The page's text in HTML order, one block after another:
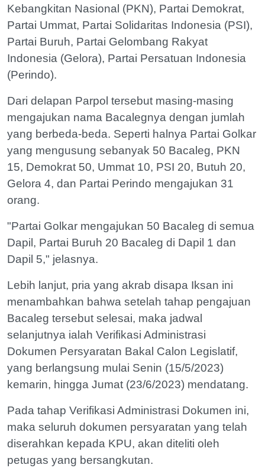
Kebangkitan Nasional (PKN), Partai Demokrat,
Partai Ummat, Partai Solidaritas Indonesia (PSI),
Partai Buruh, Partai Gelombang Rakyat
Indonesia (Gelora), Partai Persatuan Indonesia
(Perindo).
Dari delapan Parpol tersebut masing-masing
mengajukan nama Bacalegnya dengan jumlah
yang berbeda-beda. Seperti halnya Partai Golkar
yang mengusung sebanyak 50 Bacaleg, PKN
15, Demokrat 50, Ummat 10, PSI 20, Butuh 20,
Gelora 4, dan Partai Perindo mengajukan 31
orang.
"Partai Golkar mengajukan 50 Bacaleg di semua
Dapil, Partai Buruh 20 Bacaleg di Dapil 1 dan
Dapil 5," jelasnya.
Lebih lanjut, pria yang akrab disapa Iksan ini
menambahkan bahwa setelah tahap pengajuan
Bacaleg tersebut selesai, maka jadwal
selanjutnya ialah Verifikasi Administrasi
Dokumen Persyaratan Bakal Calon Legislatif,
yang berlangsung mulai Senin (15/5/2023)
kemarin, hingga Jumat (23/6/2023) mendatang.
Pada tahap Verifikasi Administrasi Dokumen ini,
maka seluruh dokumen persyaratan yang telah
diserahkan kepada KPU, akan diteliti oleh
petugas yang bersangkutan.